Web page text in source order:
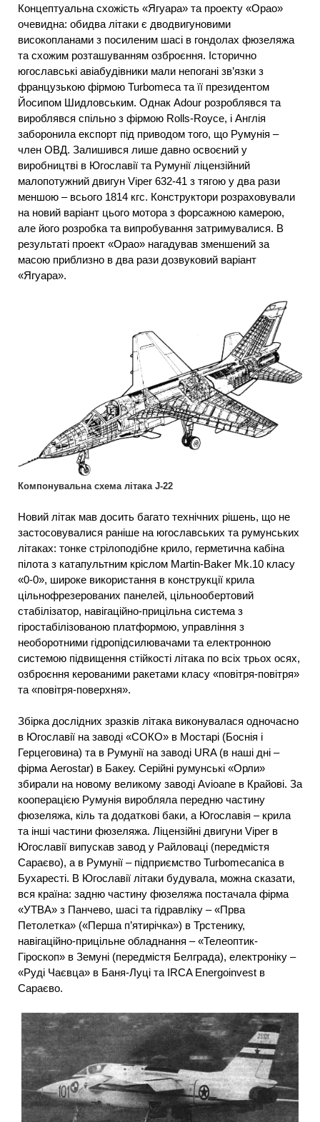
Концептуальна схожість «Ягуара» та проекту «Орао»
очевидна: обидва літаки є дводвигуновими
високопланами з посиленим шасі в гондолах фюзеляжа
та схожим розташуванням озброєння. Історично
югославські авіабудівники мали непогані зв’язки з
французькою фірмою Turbomeca та її президентом
Йосипом Шидловським. Однак Adour розроблявся та
вироблявся спільно з фірмою Rolls-Royce, і Англія
заборонила експорт під приводом того, що Румунія –
член ОВД. Залишився лише давно освоєний у
виробництві в Югославії та Румунії ліцензійний
малопотужний двигун Viper 632-41 з тягою у два рази
меншою – всього 1814 кгс. Конструктори розраховували
на новий варіант цього мотора з форсажною камерою,
але його розробка та випробування затримувалися. В
результаті проект «Орао» нагадував зменшений за
масою приблизно в два рази дозвуковий варіант
«Ягуара».
Компонувальна схема літака J-22
Новий літак мав досить багато технічних рішень, що не
застосовувалися раніше на югославських та румунських
літаках: тонке стрілоподібне крило, герметична кабіна
пілота з катапультним кріслом Martin-Baker Mk.10 класу
«0-0», широке використання в конструкції крила
цільнофрезерованих панелей, цільнообертовий
стабілізатор, навігаційно-прицільна система з
гіростабілізованою платформою, управління з
необоротними гідропідсилювачами та електронною
системою підвищення стійкості літака по всіх трьох осях,
озброєння керованими ракетами класу «повітря-повітря»
та «повітря-поверхня».
Збірка дослідних зразків літака виконувалася одночасно
в Югославії на заводі «СОКО» в Мостарі (Боснія і
Герцеговина) та в Румунії на заводі URA (в наші дні –
фірма Aerostar) в Бакеу. Серійні румунські «Орли»
збирали на новому великому заводі Avioane в Крайові. За
кооперацією Румунія виробляла передню частину
фюзеляжа, кіль та додаткові баки, а Югославія – крила
та інші частини фюзеляжа. Ліцензійні двигуни Viper в
Югославії випускав завод у Райловаці (передмістя
Сараєво), а в Румунії – підприємство Turbomecanica в
Бухаресті. В Югославії літаки будувала, можна сказати,
вся країна: задню частину фюзеляжа постачала фірма
«УТВА» з Панчево, шасі та гідравліку – «Прва
Петолетка» («Перша п’ятирічка») в Трстенику,
навігаційно-прицільне обладнання – «Телеоптик-
Гіроскоп» в Земуні (передмістя Белграда), електроніку –
«Руді Чаєвца» в Баня-Луці та IRCA Energoinvest в
Сараєво.